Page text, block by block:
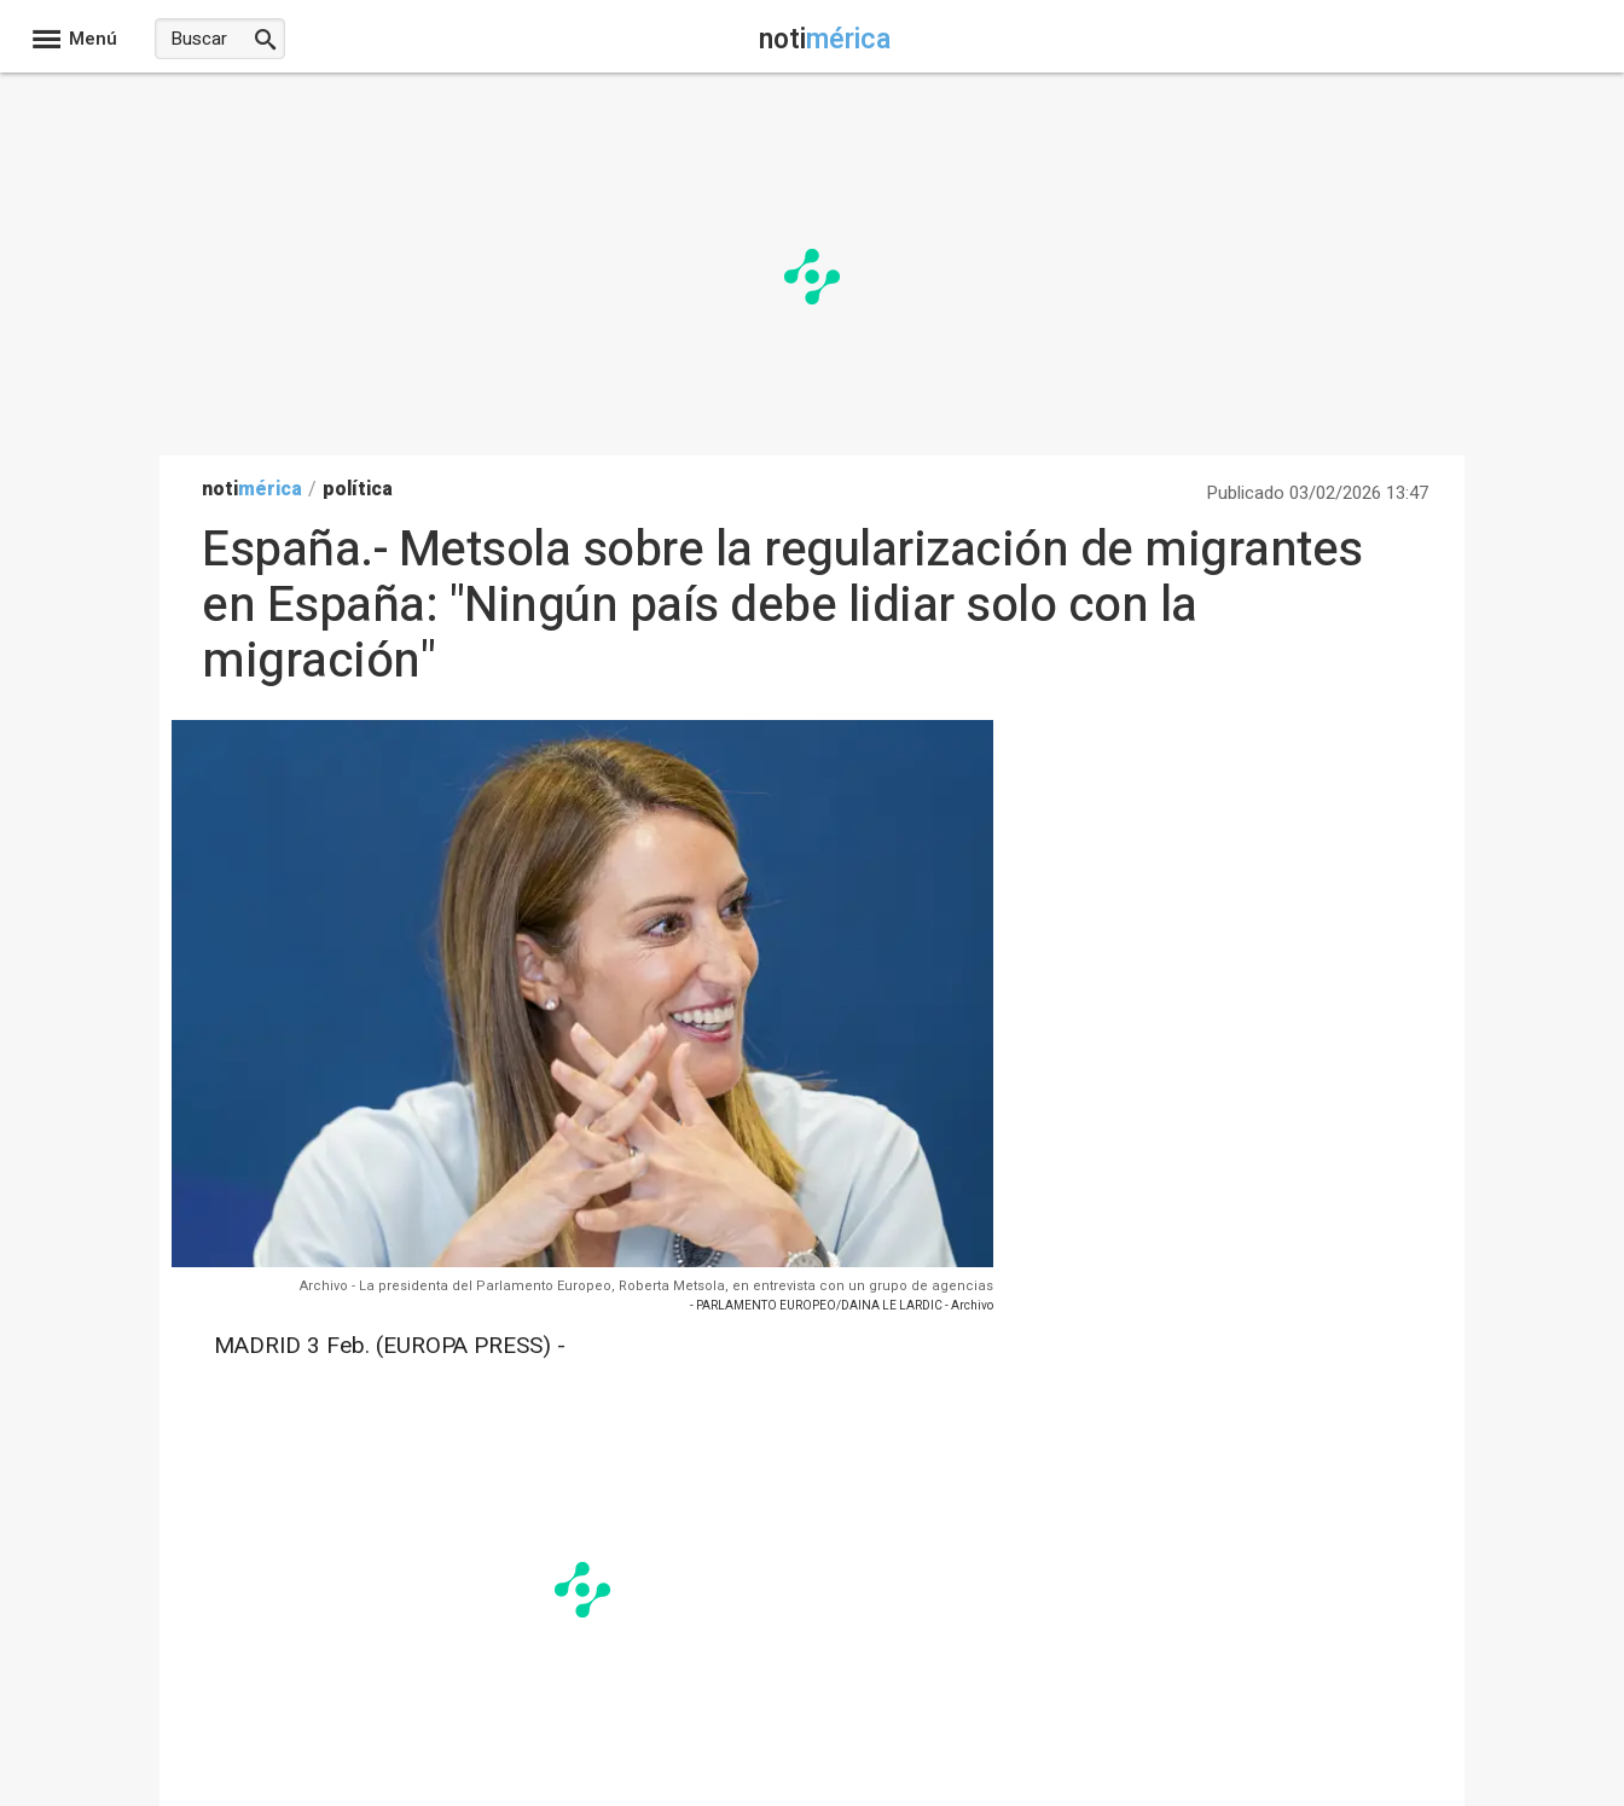
Menú notimérica
notimérica / política Publicado 03/02/2026 13:47
España.- Metsola sobre la regularización de migrantes
en España: "Ningún país debe lidiar solo con la
migración"
Archivo - La presidenta del Parlamento Europeo, Roberta Metsola, en entrevista con un grupo de agencias
- PARLAMENTO EUROPEO/DAINA LE LARDIC - Archivo
MADRID 3 Feb. (EUROPA PRESS) -